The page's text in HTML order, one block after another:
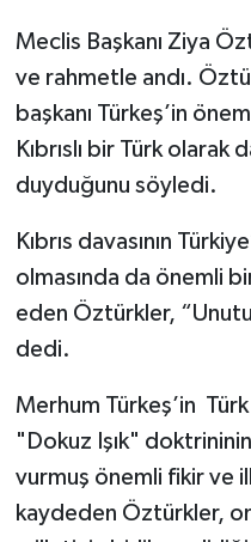
Meclis Başkanı Ziya
ve rahmetle andı.
başkanı Türkeş’in
Kıbrıslı bir Türk
duyduğunu söyledi.
Kıbrıs davasının
olmasında da önemli
eden Öztürkler,
dedi.
Merhum Türkeş’in
"Dokuz Işık"
vurmuş önemli fikir ve
kaydeden Öztürkler,